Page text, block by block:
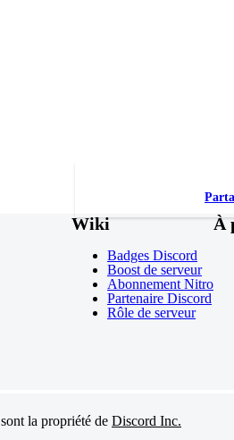
Wiki
Badges Discord
Boost de serveur
Abonnement Nitro
Partenaire Discord
Rôle de serveur
À
sont la propriété de Discord Inc.